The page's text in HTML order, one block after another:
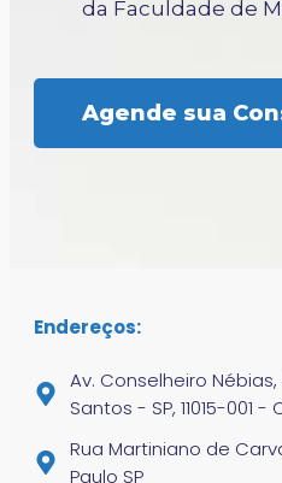
da Faculdade de
Agende sua
Endereços:
Av. Conselheiro
Santos - SP, 11015-001 -
Rua Martiniano de
Paulo SP